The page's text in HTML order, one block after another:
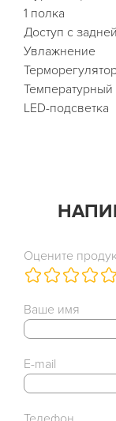
1 полка
Доступ с
Увлажнение
LED-подсветка
Оцените
Ваше имя
E-mail